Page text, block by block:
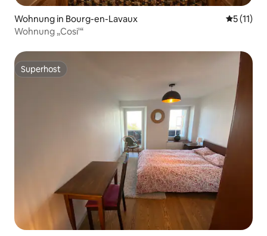
Wohnung in Bourg-en-Lavaux
5 (11)
Wohnung „Cosi'“
Superhost
Superhost